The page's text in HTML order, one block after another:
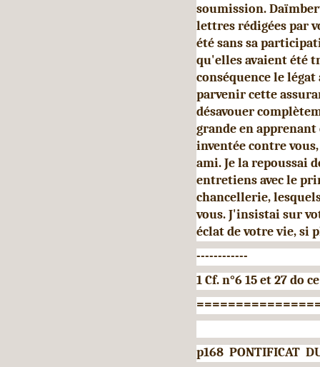
soumission.
lettres rédigées par
été sans sa
qu'elles avaient été
conséquence le
parvenir cette
désavouer
grande en
inventée contre
ami. Je la repoussai
entretiens avec le
chancellerie,
vous. J'insistai sur
éclat de votre vie, si
------------
1 Cf. n°6 15 et 27 do
p168 PONTIFICAT